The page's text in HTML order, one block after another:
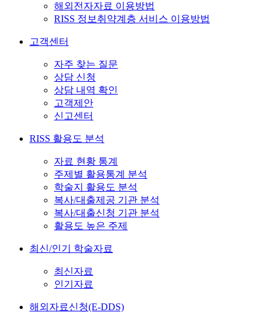
해외전자자료 이용방법
RISS 정보취약계층 서비스 이용방법
고객센터
자주 찾는 질문
상담 신청
상담 내역 확인
고객제안
신고센터
RISS 활용도 분석
자료 현황 통계
주제별 활용통계 분석
학술지 활용도 분석
복사/대출제공 기관 분석
복사/대출신청 기관 분석
활용도 높은 주제
최신/인기 학술자료
최신자료
인기자료
해외자료신청(E-DDS)